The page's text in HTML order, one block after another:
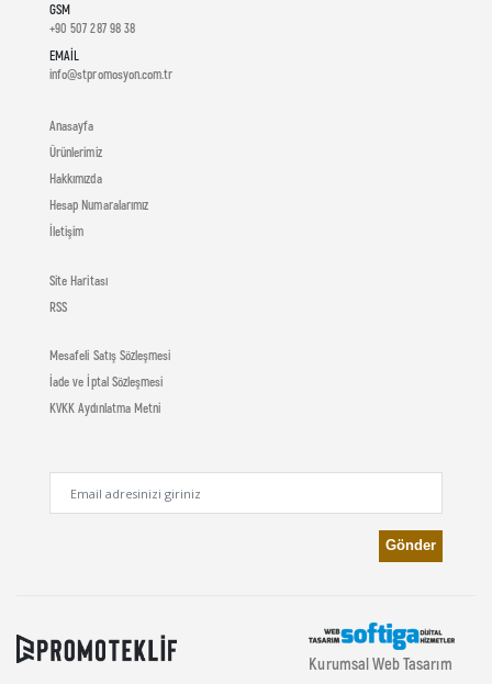
GSM
+90 507 287 98 38
EMAIL
info@stpromosyon.com.tr
Anasayfa
Ürünlerimiz
Hakkımızda
Hesap Numaralarımız
İletişim
Site Haritası
RSS
Mesafeli Satış Sözleşmesi
İade ve İptal Sözleşmesi
KVKK Aydınlatma Metni
Kurumsal Web Tasarım